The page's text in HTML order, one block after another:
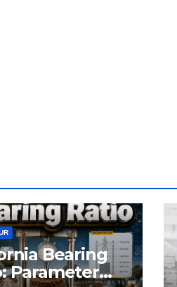
Bearing
Parameter